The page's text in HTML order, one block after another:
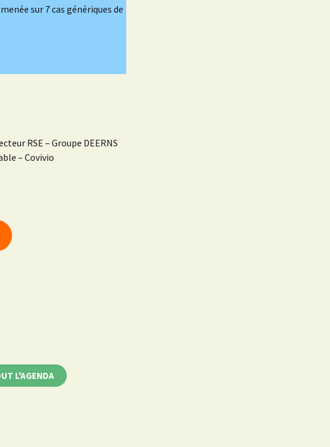
sur 7 cas génériques de
RSE – Groupe DEERNS
– Covivio
L'AGENDA